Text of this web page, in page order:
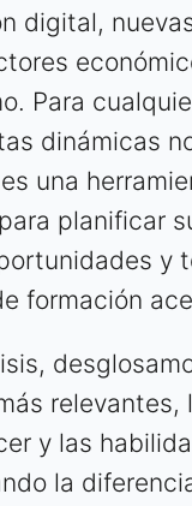
digital,
Para
dinámicas
una
planificar
y
formación
relevantes,
y las
la